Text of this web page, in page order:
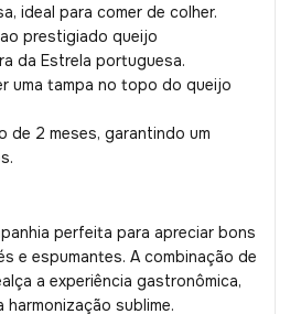
ideal para comer de colher.
prestigiado queijo
da Estrela portuguesa.
uma tampa no topo do queijo
de 2 meses, garantindo um
perfeita para apreciar bons
e espumantes. A combinação de
a experiência gastronômica,
sublime.